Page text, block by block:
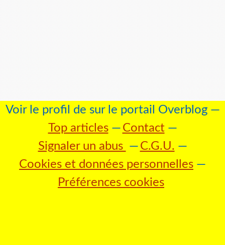
Voir le profil de sur le portail Overblog
Top articles
Contact
Signaler un abus
C.G.U.
Cookies et données personnelles
Préférences cookies